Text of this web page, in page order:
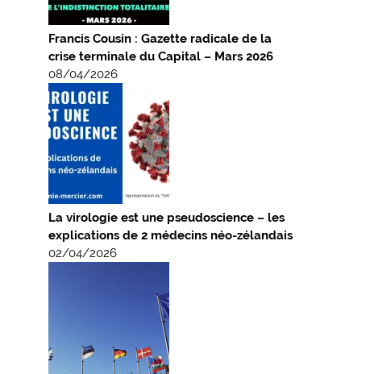
Francis Cousin : Gazette radicale de la
crise terminale du Capital – Mars 2026
08/04/2026
La virologie est une pseudoscience – les
explications de 2 médecins néo-zélandais
02/04/2026